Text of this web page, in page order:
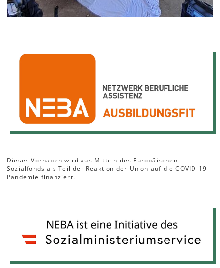
Dieses Vorhaben wird aus Mitteln des Europäischen
Sozialfonds als Teil der Reaktion der Union auf die COVID-19-
Pandemie finanziert.